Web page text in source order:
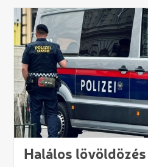
Halálos lövöldözés